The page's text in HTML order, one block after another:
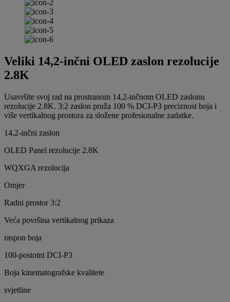
Veliki 14,2-inčni OLED zaslon rezolucije
2.8K
Usavršite svoj rad na prostranom 14,2-inčnom OLED zaslonu
rezolucije 2.8K. 3:2 zaslon pruža 100 % DCI-P3 preciznost boja i
više vertikalnog prostora za složene profesionalne zadatke.
14,2-inčni zaslon
OLED Panel rezolucije 2.8K
WQXGA rezolucija
Omjer
Radni prostor 3:2
Veća površina vertikalnog prikaza
raspon boja
100-postotni DCI-P3
Boja kinematografske kvalitete
svjetline